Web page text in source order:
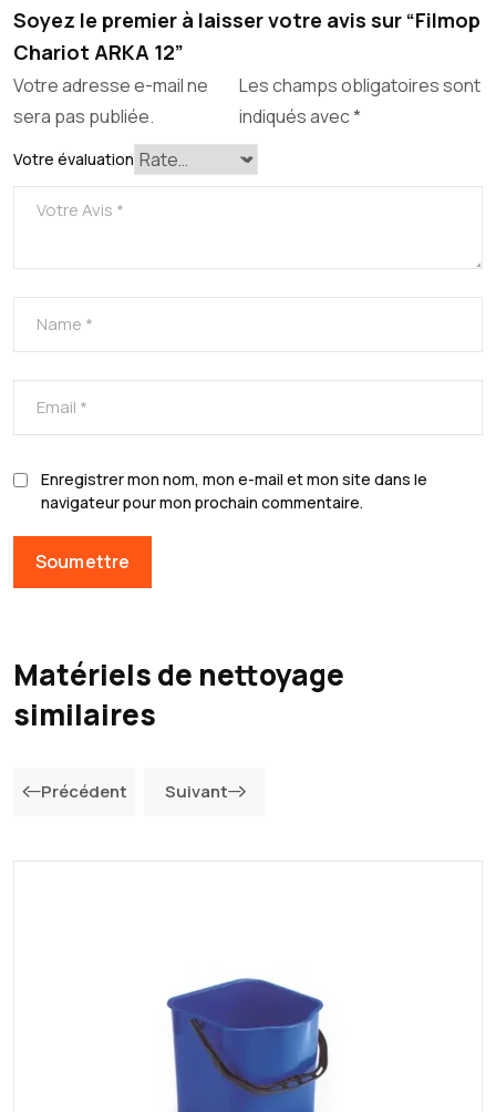
Soyez le premier à laisser votre avis sur “Filmop
Chariot ARKA 12”
Votre adresse e-mail ne
sera pas publiée.
Les champs obligatoires sont
indiqués avec*
Votre évaluation
Enregistrer mon nom, mon e-mail et mon site dans le
navigateur pour mon prochain commentaire.
Matériels de nettoyage
similaires
Précédent Suivant